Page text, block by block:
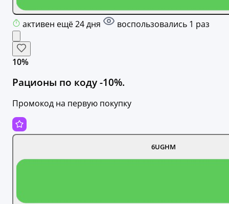
активен ещё 24 дня воспользовались 1 раз
10%
Рационы по коду -10%.
Промокод на первую покупку
6UGHM